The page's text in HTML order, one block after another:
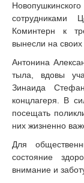
сотрудниками
Коминтерн к
вынесли на своих
Антонина
тыла, вдовы
Зинаида
концлагеря. В
посещать
них жизненно
Для
состояние
внимание и